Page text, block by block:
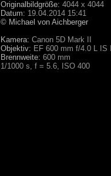
Originalbildgröße: 4044 x 4044
Datum: 19.04.2014 15:41
© Michael von Aichberger
Kamera: Canon 5D Mark II
Objektiv: EF 600 mm f/4.0 L IS
Brennweite: 600 mm
1/1000 s, f = 5.6, ISO 400